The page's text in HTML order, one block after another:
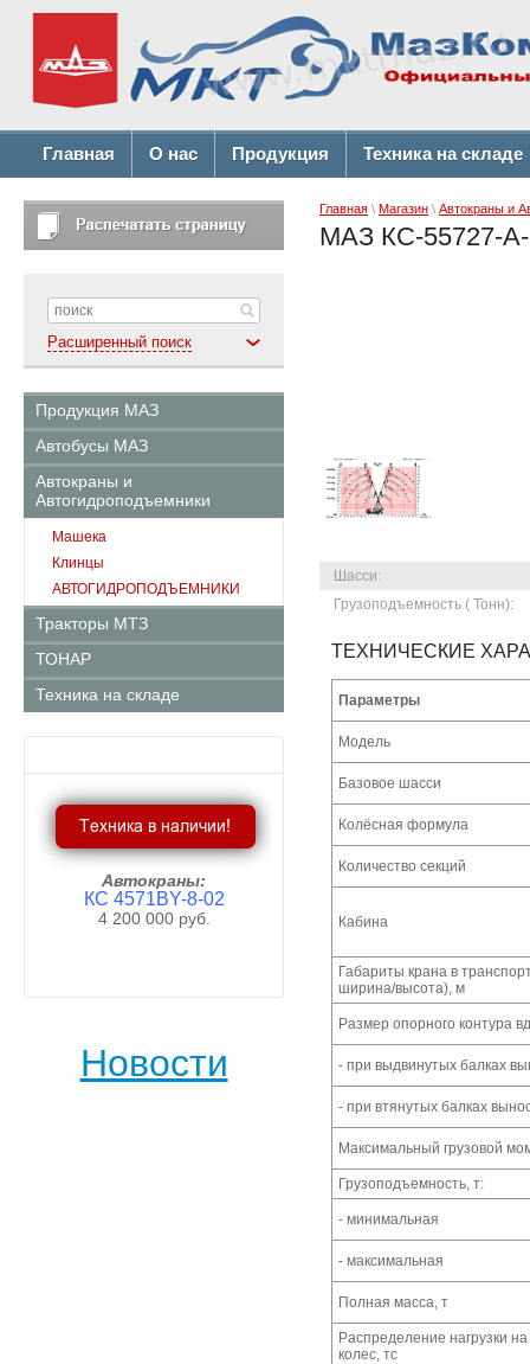
Главная О нас Продукция Техника на складе
Расширенный поиск
Продукция МАЗ
Автобусы МАЗ
Автокраны и
Автогидроподъемники
Машека
Клинцы
АВТОГИДРОПОДЪЕМНИКИ
Тракторы МТЗ
ТОНАР
Техника на складе
Автокраны:
КС 4571BY-8-02
4 200 000 руб.
Новости
Главная \ Магазин \ Автокраны и
МАЗ КС-55727-
Шасси:
Грузоподъемность ( Тонн):
ТЕХНИЧЕСКИЕ
Параметры
Модель
Базовое шасси
Колёсная формула
Количество секций
Кабина
Габариты крана в
ширина/высота), м
Размер опорного контура
- при выдвинутых балках
- при втянутых балках
Максимальный грузовой
Грузоподъемность, т:
- минимальная
- максимальная
Полная масса, т
Распределение нагрузки
колес, тс